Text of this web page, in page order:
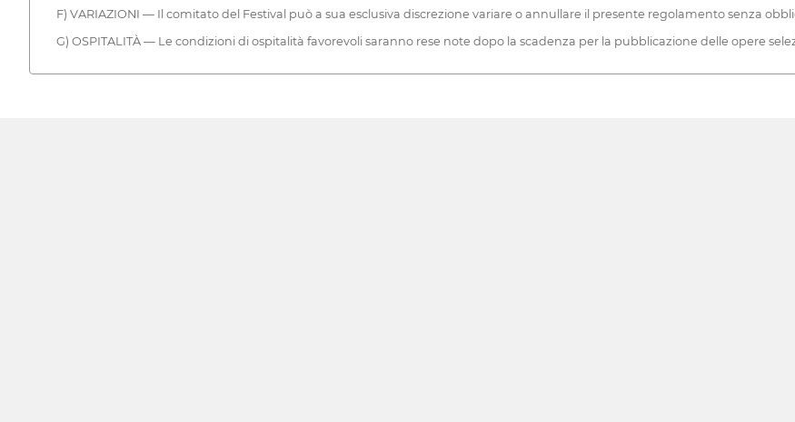
F) VARIAZIONI — Il comitato del Festival può a sua esclusiva discrezione variare o annullare il presente regolamento senza
G) OSPITALITÀ — Le condizioni di ospitalità favorevoli saranno rese note dopo la scadenza per la pubblicazione delle opere